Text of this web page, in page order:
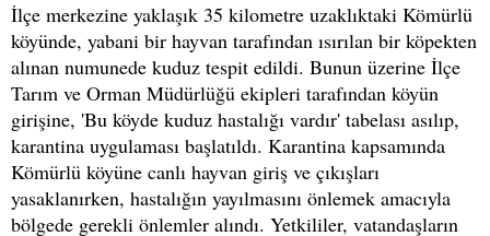
İlçe merkezine yaklaşık 35 kilometre uzaklıktaki Kömürlü
köyünde, yabani bir hayvan tarafından ısırılan bir köpekten
alınan numunede kuduz tespit edildi. Bunun üzerine İlçe
Tarım ve Orman Müdürlüğü ekipleri tarafından köyün
girişine, 'Bu köyde kuduz hastalığı vardır' tabelası asılıp,
karantina uygulaması başlatıldı. Karantina kapsamında
Kömürlü köyüne canlı hayvan giriş ve çıkışları
yasaklanırken, hastalığın yayılmasını önlemek amacıyla
bölgede gerekli önlemler alındı. Yetkililer, vatandaşların